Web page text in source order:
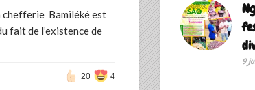
chefferie Bamiléké est
fait de l’existence de
20 4
9